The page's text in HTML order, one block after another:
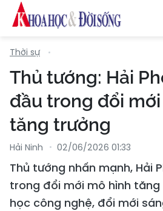
Thời sự
Thủ tướng: Hải
đầu trong đổi
tăng trưởng
Hải Ninh 02/06/2026 01:33
Thủ tướng nhấn mạnh, Hải
trong đổi mới mô hình
học công nghệ, đổi mới